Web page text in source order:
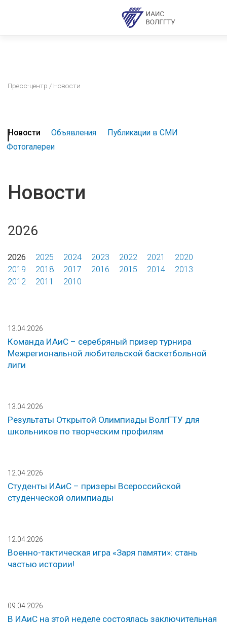
Пресс-центр / Новости
Новости Объявления
Публикации в СМИ
Фотогалереи
Новости
2026
2026 2025 2024 2023 2022 2021
2020
2019
2018 2017 2016 2015 2014
2013
2012
2011 2010
13.04.2026
Команда ИАиС – серебряный призер турнира
Межрегиональной любительской баскетбольной
лиги
13.04.2026
Результаты Открытой Олимпиады ВолгГТУ для
школьников по творческим профилям
12.04.2026
Студенты ИАиС – призеры Всероссийской
студенческой олимпиады
12.04.2026
Военно-тактическая игра «Заря памяти»: стань
частью истории!
09.04.2026
В ИАиС на этой неделе состоялась заключительная